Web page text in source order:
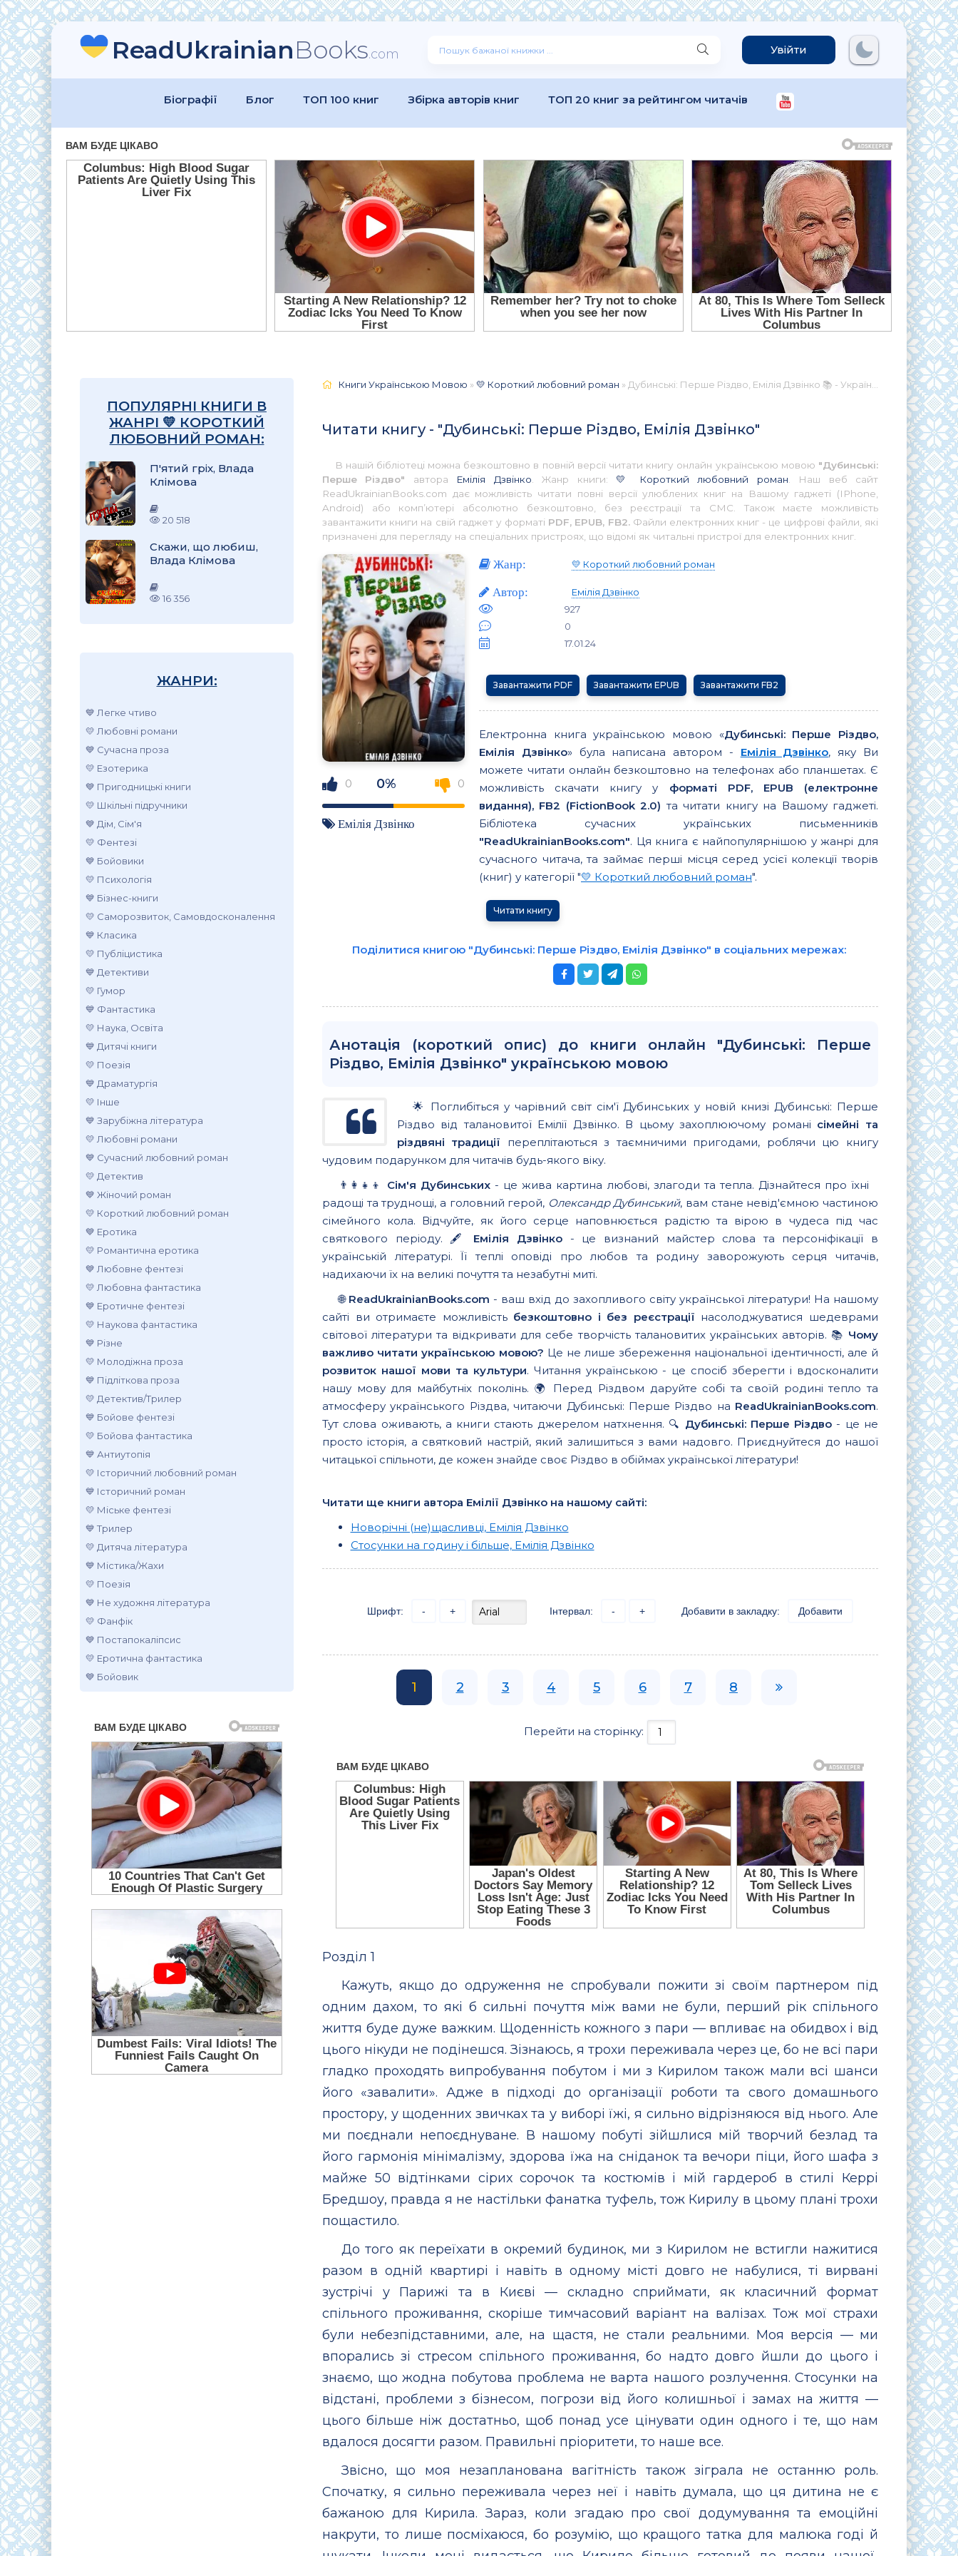
ReadUkrainianBooks.com Увійти
Біографії Блог ТОП 100 книг Збірка авторів книг ТОП 20 книг за рейтингом читачів
ПОПУЛЯРНІ КНИГИ В
ЖАНРІ 💛 КОРОТКИЙ
ЛЮБОВНИЙ РОМАН:
П'ятий гріх, Влада
Клімова
20 518
Скажи, що любиш,
Влада Клімова
16 356
ЖАНРИ:
💙 Легке чтиво
💛 Любовні романи
💙 Сучасна проза
💛 Езотерика
💙 Пригодницькі книги
💛 Шкільні підручники
💙 Дім, Сім'я
💛 Фентезі
💙 Бойовики
💛 Психологія
💙 Бізнес-книги
💛 Саморозвиток, Самовдосконалення
💙 Класика
💛 Публіцистика
💙 Детективи
💛 Гумор
💙 Фантастика
💛 Наука, Освіта
💙 Дитячі книги
💛 Поезія
💙 Драматургія
💛 Інше
💙 Зарубіжна література
💛 Любовні романи
💙 Сучасний любовний роман
💛 Детектив
💙 Жіночий роман
💛 Короткий любовний роман
💙 Еротика
💛 Романтична еротика
💙 Любовне фентезі
💛 Любовна фантастика
💙 Еротичне фентезі
💛 Наукова фантастика
💙 Різне
💛 Молодіжна проза
💙 Підліткова проза
💛 Детектив/Трилер
💙 Бойове фентезі
💛 Бойова фантастика
💙 Антиутопія
💛 Історичний любовний роман
💙 Історичний роман
💛 Міське фентезі
💙 Трилер
💛 Дитяча література
💙 Містика/Жахи
💛 Поезія
💙 Не художня література
💛 Фанфік
💙 Постапокаліпсис
💛 Еротична фантастика
💙 Бойовик
Книги Українською Мовою »💛 Короткий любовний роман » Дубинські: Перше Різдво, Емілія Дзвінко 📚 - Українською
Читати книгу - "Дубинські: Перше Різдво, Емілія Дзвінко"
В нашій бібліотеці можна безкоштовно в повній версії читати книгу онлайн українською мовою "Дубинські:
Перше Різдво" автора Емілія Дзвінко . Жанр книги:💛 Короткий любовний роман . Наш веб сайт
ReadUkrainianBooks.com дає можливість читати повні версії улюблених книг на Вашому гаджеті (IPhone,
Android) або комп’ютері абсолютно безкоштовно, без реєстрації та СМС. Також маєте можливість
завантажити книги на свій гаджет у форматі PDF, EPUB, FB2.Файли електронних книг - це цифрові файли, які
призначені для перегляду на спеціальних пристроях, що відомі як читальні пристрої для електронних книг.
0 0% 0
Емілія Дзвінко
Жанр: 💛 Короткий любовний роман
Автор:
Емілія Дзвінко
927
0
17.01.24
Завантажити PDF Завантажити EPUB Завантажити FB2
Електронна книга українською мовою «Дубинські: Перше Різдво,
Емілія Дзвінко» була написана автором - Емілія Дзвінко, яку Ви
можете читати онлайн безкоштовно на телефонах або планшетах. Є
можливість скачати книгу у форматі PDF, EPUB (електронне
видання), FB2 (FictionBook 2.0) та читати книгу на Вашому гаджеті.
Бібліотека сучасних українських письменників
"ReadUkrainianBooks.com". Ця книга є найпопулярнішою у жанрі для
сучасного читача, та займає перші місця серед усієї колекції творів
(книг) у категорії "💛 Короткий любовний роман".
Читати книгу
Поділитися книгою "Дубинські: Перше Різдво, Емілія Дзвінко" в соціальних мережах:
Анотація (короткий опис) до книги онлайн "Дубинські: Перше
Різдво, Емілія Дзвінко" українською мовою
🌟 Поглибіться у чарівний світ сім'ї Дубинських у новій книзі Дубинські: Перше
Різдво від талановитої Емілії Дзвінко. В цьому захоплюючому романі сімейні та
різдвяні традиції переплітаються з таємничими пригодами, роблячи цю книгу
чудовим подарунком для читачів будь-якого віку.
👨‍👩‍👧‍👦 Сім'я Дубинських- це жива картина любові, злагоди та тепла. Дізнайтеся про їхні
радощі та труднощі, а головний герой, Олександр Дубинський, вам стане невід'ємною частиною
сімейного кола. Відчуйте, як його серце наповнюється радістю та вірою в чудеса під час
святкового періоду. 🖋 Емілія Дзвінко - це визнаний майстер слова та персоніфікації в
українській літературі. Її теплі оповіді про любов та родину заворожують серця читачів,
надихаючи їх на великі почуття та незабутні миті.
🌐 ReadUkrainianBooks.com - ваш вхід до захопливого світу української літератури! На нашому
сайті ви отримаєте можливість безкоштовно і без реєстрації насолоджуватися шедеврами
світової літератури та відкривати для себе творчість талановитих українських авторів. 📚 Чому
важливо читати українською мовою? Це не лише збереження національної ідентичності, але й
розвиток нашої мови та культури. Читання українською - це спосіб зберегти і вдосконалити
нашу мову для майбутніх поколінь. 🌍 Перед Різдвом даруйте собі та своїй родині тепло та
атмосферу українського Різдва, читаючи Дубинські: Перше Різдво на ReadUkrainianBooks.com.
Тут слова оживають, а книги стають джерелом натхнення. 🔍 Дубинські: Перше Різдво - це не
просто історія, а святковий настрій, який залишиться з вами надовго. Приєднуйтеся до нашої
читацької спільноти, де кожен знайде своє Різдво в обіймах української літератури!
Читати ще книги автора Емілії Дзвінко на нашому сайті:
Новорічні (не)щасливці, Емілія Дзвінко
Стосунки на годину і більше, Емілія Дзвінко
Шрифт: - + Інтервал: - + Добавити в закладку: Добавити
1 2 3 4 5 6 7 8
Перейти на сторінку:
Розділ 1
Кажуть, якщо до одруження не спробували пожити зі своїм партнером під
одним дахом, то які б сильні почуття між вами не були, перший рік спільного
життя буде дуже важким. Щоденність кожного з пари — впливає на обидвох і від
цього нікуди не подінешся. Зізнаюсь, я трохи переживала через це, бо не всі пари
гладко проходять випробування побутом і ми з Кирилом також мали всі шанси
його «завалити». Адже в підході до організації роботи та свого домашнього
простору, у щоденних звичках та у виборі їжі, я сильно відрізняюся від нього. Але
ми поєднали непоєднуване. В нашому побуті зійшлися мій творчий безлад та
його гармонія мінімалізму, здорова їжа на сніданок та вечори піци, його шафа з
майже 50 відтінками сірих сорочок та костюмів і мій гардероб в стилі Керрі
Бредшоу, правда я не настільки фанатка туфель, тож Кирилу в цьому плані трохи
пощастило.
До того як переїхати в окремий будинок, ми з Кирилом не встигли нажитися
разом в одній квартирі і навіть в одному місті довго не набулися, ті вирвані
зустрічі у Парижі та в Києві — складно сприймати, як класичний формат
спільного проживання, скоріше тимчасовий варіант на валізах. Тож мої страхи
були небезпідставними, але, на щастя, не стали реальними. Моя версія — ми
впорались зі стресом спільного проживання, бо надто довго йшли до цього і
знаємо, що жодна побутова проблема не варта нашого розлучення. Стосунки на
відстані, проблеми з бізнесом, погрози від його колишньої і замах на життя —
цього більше ніж достатньо, щоб понад усе цінувати один одного і те, що нам
вдалося досягти разом. Правильні пріоритети, то наше все.
Звісно, що моя незапланована вагітність також зіграла не останню роль.
Спочатку, я сильно переживала через неї і навіть думала, що ця дитина не є
бажаною для Кирила. Зараз, коли згадаю про свої додумування та емоційні
накрути, то лише посміхаюся, бо розумію, що кращого татка для малюка годі й